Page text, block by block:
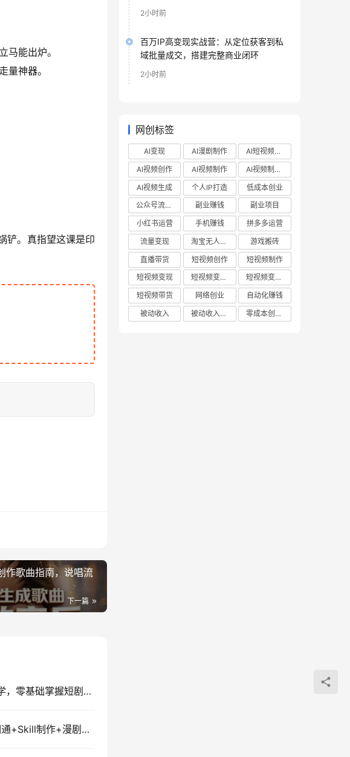
马能出炉。
量神器。
铲。真指望这课是印
作歌曲指南，说唱流
下一篇
AI自媒体实操变现课：大白话教学，零基础掌握短剧漫剧动画制作与爆款变现全流程
CodeX实战课：本地部署+API调通+Skill制作+漫剧剪辑全攻略
2小时前
百万IP高变现实战营：从定位获客到私
域批量成交，搭建完整商业闭环
2小时前
网创标签
AI变现 AI漫剧制作
AI短视频制作
AI视频创作
AI视频制作
AI视频制作教程
AI视频生成
个人IP打造
低成本创业
公众号流量主
副业赚钱
副业项目
小红书运营
手机赚钱
拼多多运营
流量变现
淘宝无人直播
游戏搬砖
直播带货
短视频创作
短视频制作
短视频变现
短视频变现技巧
短视频变现方法
短视频带货
网络创业
自动化赚钱
被动收入
被动收入项目 零成本创业项目